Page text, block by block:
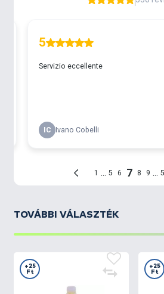
TOVÁBBI VÁLASZTÉK
+25
Ft
+25
Ft